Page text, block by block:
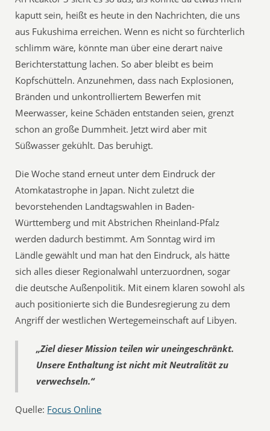
kaputt sein, heißt es heute in den Nachrichten, die uns
aus Fukushima erreichen. Wenn es nicht so fürchterlich
schlimm wäre, könnte man über eine derart naive
Berichterstattung lachen. So aber bleibt es beim
Kopfschütteln. Anzunehmen, dass nach Explosionen,
Bränden und unkontrolliertem Bewerfen mit
Meerwasser, keine Schäden entstanden seien, grenzt
schon an große Dummheit. Jetzt wird aber mit
Süßwasser gekühlt. Das beruhigt.
Die Woche stand erneut unter dem Eindruck der
Atomkatastrophe in Japan. Nicht zuletzt die
bevorstehenden Landtagswahlen in Baden-
Württemberg und mit Abstrichen Rheinland-Pfalz
werden dadurch bestimmt. Am Sonntag wird im
Ländle gewählt und man hat den Eindruck, als hätte
sich alles dieser Regionalwahl unterzuordnen, sogar
die deutsche Außenpolitik. Mit einem klaren sowohl als
auch positionierte sich die Bundesregierung zu dem
Angriff der westlichen Wertegemeinschaft auf Libyen.
„Ziel dieser Mission teilen wir uneingeschränkt.
Unsere Enthaltung ist nicht mit Neutralität zu
verwechseln.“
Quelle: Focus Online